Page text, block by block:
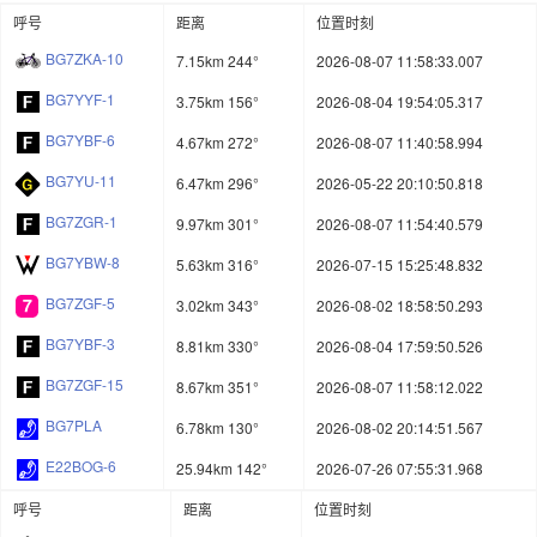
呼号 距离
位置时刻
BG7ZKA-10
7.15km 244°
2026-08-07 11:58:33.007
BG7YYF-1
3.75km 156°
2026-08-04 19:54:05.317
BG7YBF-6
4.67km 272°
2026-08-07 11:40:58.994
BG7YU-11
6.47km 296°
2026-05-22 20:10:50.818
BG7ZGR-1
9.97km 301°
2026-08-07 11:54:40.579
BG7YBW-8
5.63km 316°
2026-07-15 15:25:48.832
BG7ZGF-5
3.02km 343°
2026-08-02 18:58:50.293
BG7YBF-3
8.81km 330°
2026-08-04 17:59:50.526
BG7ZGF-15
8.67km 351°
2026-08-07 11:58:12.022
BG7PLA
6.78km 130°
2026-08-02 20:14:51.567
E22BOG-6
25.94km 142°
2026-07-26 07:55:31.968
呼号
距离
位置时刻